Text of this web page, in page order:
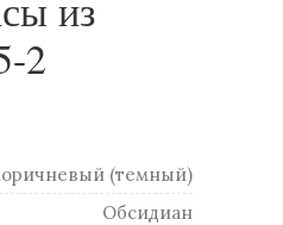
2
(темный)
Обсидиан